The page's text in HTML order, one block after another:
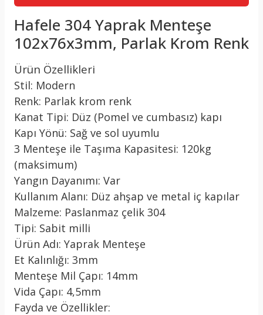
Hafele 304 Yaprak Menteşe
102x76x3mm, Parlak Krom Renk
Ürün Özellikleri
Stil: Modern
Renk: Parlak krom renk
Kanat Tipi: Düz (Pomel ve cumbasız) kapı
Kapı Yönü: Sağ ve sol uyumlu
3 Menteşe ile Taşıma Kapasitesi: 120kg
(maksimum)
Yangın Dayanımı: Var
Kullanım Alanı: Düz ahşap ve metal iç kapılar
Malzeme: Paslanmaz çelik 304
Tipi: Sabit milli
Ürün Adı: Yaprak Menteşe
Et Kalınlığı: 3mm
Menteşe Mil Çapı: 14mm
Vida Çapı: 4,5mm
Fayda ve Özellikler: